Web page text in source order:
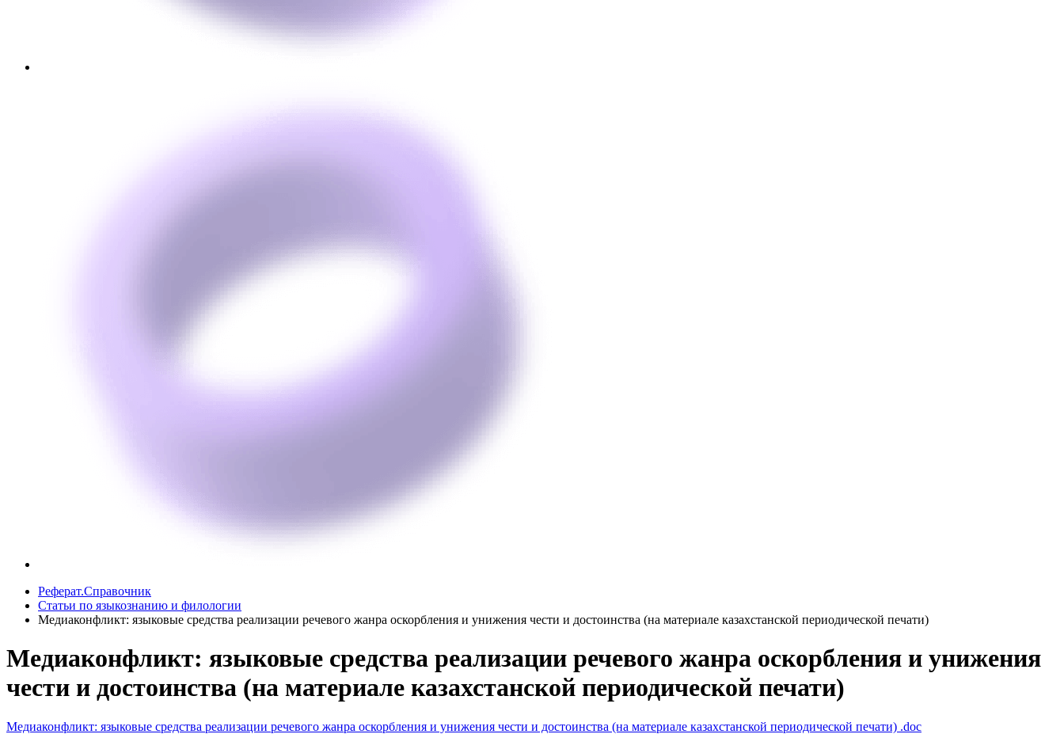
Реферат.Справочник
Статьи по языкознанию и филологии
Медиаконфликт: языковые средства реализации речевого жанра оскорбления и унижения чести и достоинства (на материале казахстанской периодической печати)
Медиаконфликт: языковые средства реализации речевого жанра оскорбления и унижения
чести и достоинства (на материале казахстанской периодической печати)
Медиаконфликт: языковые средства реализации речевого жанра оскорбления и унижения чести и достоинства (на материале казахстанской периодической печати) .doc